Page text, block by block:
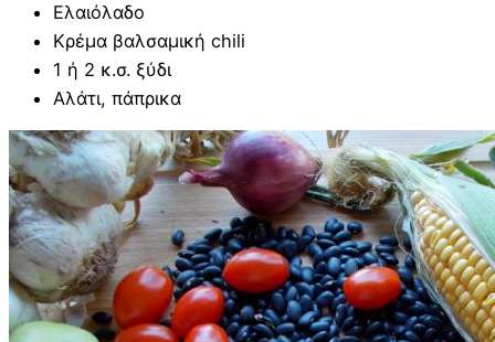
Ελαιόλαδο
Κρέμα βαλσαμική chili
1 ή 2 κ.σ. ξύδι
Αλάτι, πάπρικα